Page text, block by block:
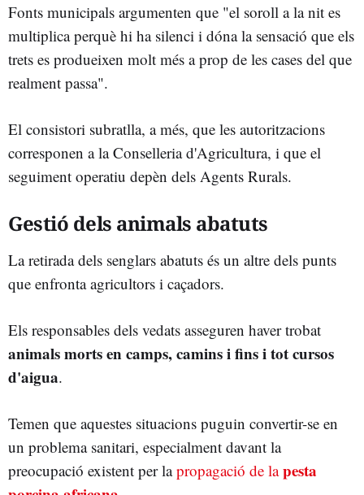
Fonts municipals argumenten que "el soroll a la nit es
multiplica perquè hi ha silenci i dóna la sensació que els
trets es produeixen molt més a prop de les cases del que
realment passa".
El consistori subratlla, a més, que les autoritzacions
corresponen a la Conselleria d'Agricultura, i que el
seguiment operatiu depèn dels Agents Rurals.
Gestió dels animals abatuts
La retirada dels senglars abatuts és un altre dels punts
que enfronta agricultors i caçadors.
Els responsables dels vedats asseguren haver trobat
animals morts en camps, camins i fins i tot cursos
d'aigua.
Temen que aquestes situacions puguin convertir-se en
un problema sanitari, especialment davant la
preocupació existent per lapropagació de lapesta